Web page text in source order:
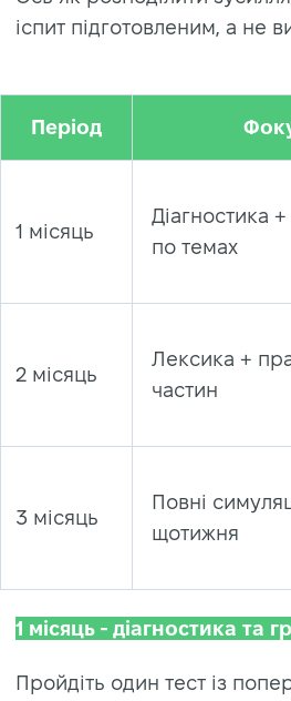
іспит підготовленим, а не
Період
1 місяць
Діагностика
по темах
2 місяць
Лексика +
частин
3 місяць
Повні
щотижня
1 місяць - діагностика та
Пройдіть один тест із